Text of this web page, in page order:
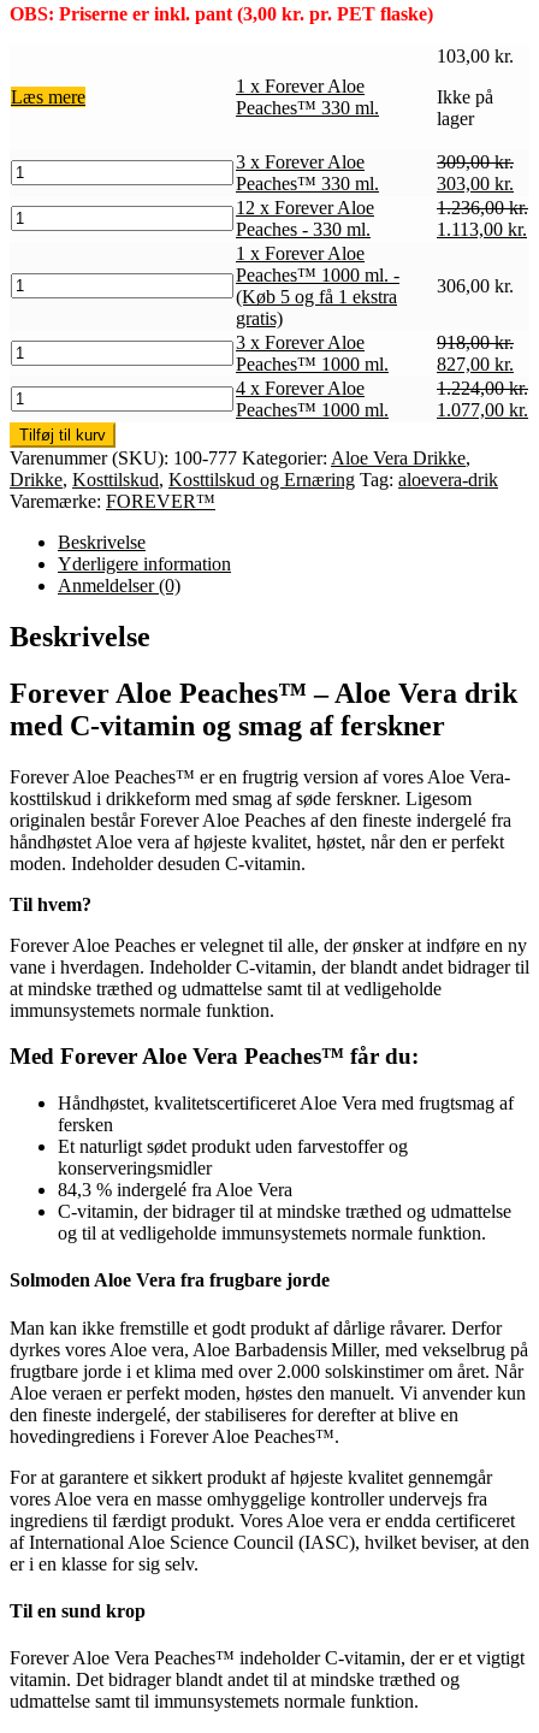
OBS: Priserne er inkl. pant (3,00 kr. pr. PET flaske)
Læs mere
1 x Forever Aloe
Peaches™ 330 ml.
103,00 kr.
Ikke på
lager
3
x
Forever
Aloe
330
ml.
3 x Forever Aloe
Peaches™ 330 ml.
309,00kr.
Den
oprindelige
pris
303,00 kr.
pris
12
x
Aloe
Peaches
330
ml.
antal
12 x Forever Aloe
Peaches - 330 ml.
1.236,00kr.
Den
var:
1.113,00 kr.
1
x
Aloe
Peaches™
1000
ml.
(Køb
5
og
ekstra
gratis)
1 x Forever Aloe
Peaches™ 1000 ml. -
(Køb 5 og få 1 ekstra
gratis)
306,00 kr.
3
x
Forever
Aloe
Peaches™
1000
ml.
antal
3 x Forever Aloe
Peaches™ 1000 ml.
918,00kr.
Den
oprindelige
pris
918,00 kr..
827,00 kr.
pris
4
x
Forever
Aloe
Peaches™
1000
antal
4 x Forever Aloe
Peaches™ 1000 ml.
1.224,00kr.
Den
pris
var:
1.224,00 kr..
1.077,00 kr.
Tilføj til kurv
Varenummer (SKU): 100-777 Kategorier: Aloe Vera Drikke,
Drikke, Kosttilskud, Kosttilskud og Ernæring Tag: aloevera-drik
Varemærke: FOREVER™
Beskrivelse
Yderligere information
Anmeldelser (0)
Beskrivelse
Forever Aloe Peaches™ –Aloe Vera drik
med C-vitamin og smag af ferskner
Forever Aloe Peaches™ er en frugtrig version af vores Aloe Vera-
kosttilskud i drikkeform med smag af søde ferskner. Ligesom
originalen består Forever Aloe Peaches af den fineste indergelé fra
håndhøstet Aloe vera af højeste kvalitet, høstet, når den er perfekt
moden. Indeholder desuden C-vitamin.
Til hvem?
Forever Aloe Peaches er velegnet til alle, der ønsker at indføre en ny
vane i hverdagen. Indeholder C-vitamin, der blandt andet bidrager til
at mindske træthed og udmattelse samt til at vedligeholde
immunsystemets normale funktion.
Med Forever Aloe Vera Peaches™ får du:
Håndhøstet, kvalitetscertificeret Aloe Vera med frugtsmag af
fersken
Et naturligt sødet produkt uden farvestoffer og
konserveringsmidler
84,3 % indergelé fra Aloe Vera
C-vitamin, der bidrager til at mindske træthed og udmattelse
og til at vedligeholde immunsystemets normale funktion.
Solmoden Aloe Vera fra frugbare jorde
Man kan ikke fremstille et godt produkt af dårlige råvarer. Derfor
dyrkes vores Aloe vera, Aloe Barbadensis Miller, med vekselbrug på
frugtbare jorde i et klima med over 2.000 solskinstimer om året. Når
Aloe veraen er perfekt moden, høstes den manuelt. Vi anvender kun
den fineste indergelé, der stabiliseres for derefter at blive en
hovedingrediens i Forever Aloe Peaches™.
For at garantere et sikkert produkt af højeste kvalitet gennemgår
vores Aloe vera en masse omhyggelige kontroller undervejs fra
ingrediens til færdigt produkt. Vores Aloe vera er endda certificeret
af International Aloe Science Council (IASC), hvilket beviser, at den
er i en klasse for sig selv.
Til en sund krop
Forever Aloe Vera Peaches™ indeholder C-vitamin, der er et vigtigt
vitamin. Det bidrager blandt andet til at mindske træthed og
udmattelse samt til immunsystemets normale funktion.